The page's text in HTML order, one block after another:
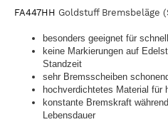
FA447HH Goldstuff Bremsbeläge
besonders geeignet für
keine Markierungen auf
Standzeit
sehr Bremsscheiben
hochverdichtetes Material für
konstante Bremskraft
Lebensdauer